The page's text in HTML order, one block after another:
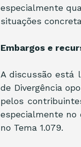
especialmente
situações
Embargos e
A discussão está
de Divergência
pelos
especialmente no
no Tema 1.079.